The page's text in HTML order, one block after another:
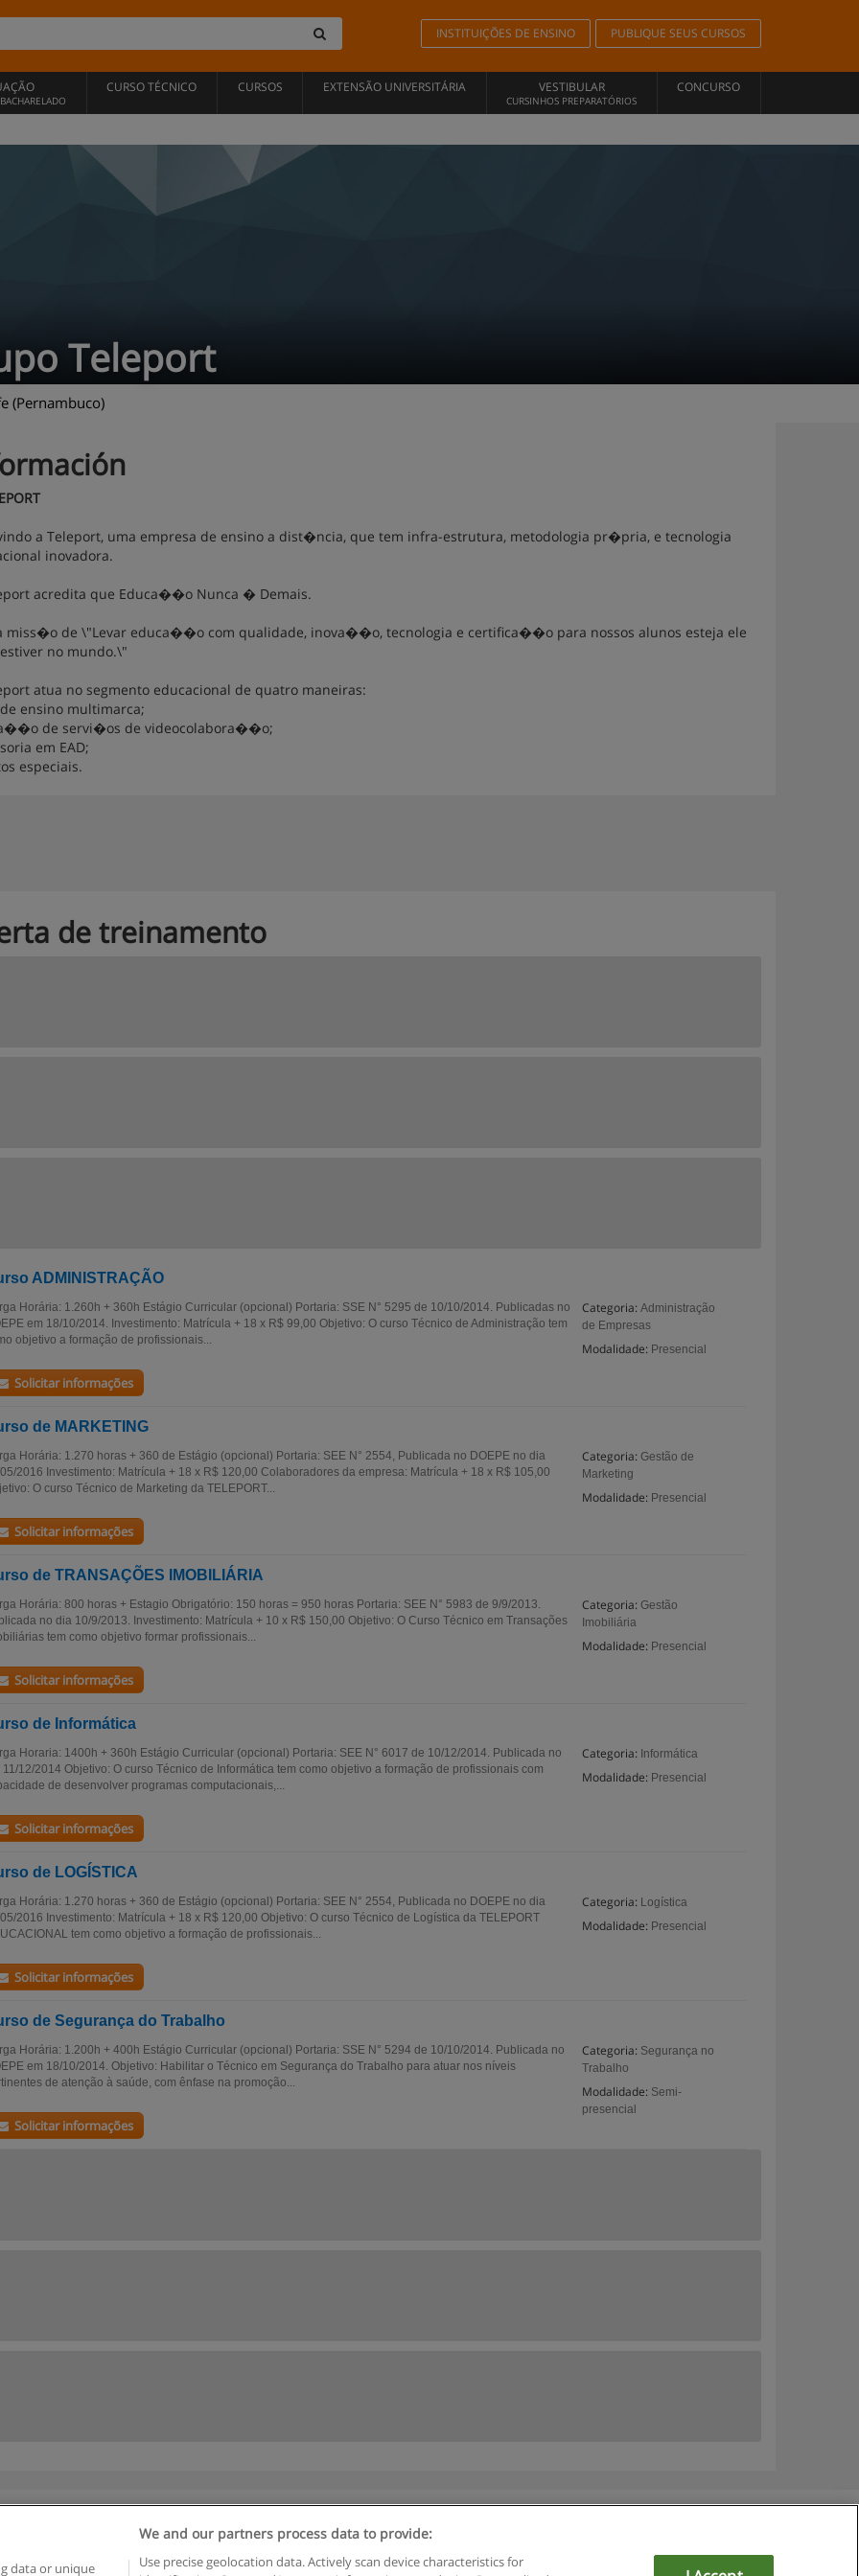
INSTITUIÇÕES DE ENSINO PUBLIQUE SEUS CURSOS
CURSO TÉCNICO CURSOS EXTENSÃO UNIVERSITÁRIA VESTIBULAR
CURSINHOS PREPARATÓRIOS
CONCURSO
Teleport
(Pernambuco)
a Teleport, uma empresa de ensino a dist�ncia, que tem infra-estrutura, metodologia pr�pria, e tecnologia
inovadora.
acredita que Educa��o Nunca � Demais.
miss�o de \"Levar educa��o com qualidade, inova��o, tecnologia e certifica��o para nossos alunos esteja ele
no mundo.\"
atua no segmento educacional de quatro maneiras:
ensino multimarca;
de servi�os de videocolabora��o;
em EAD;
especiais.
de treinamento
ADMINISTRAÇÃO
Categoria: Administração
de Empresas
Modalidade: Presencial
Horária: 1.260h + 360h Estágio Curricular (opcional) Portaria: SSE N° 5295 de 10/10/2014. Publicadas no
em 18/10/2014. Investimento: Matrícula + 18 x R$ 99,00 Objetivo: O curso Técnico de Administração tem
objetivo a formação de profissionais...
Solicitar informações
de MARKETING
Categoria: Gestão de
Marketing
Modalidade: Presencial
Horária: 1.270 horas + 360 de Estágio (opcional) Portaria: SEE N° 2554, Publicada no DOEPE no dia
2016 Investimento: Matrícula + 18 x R$ 120,00 Colaboradores da empresa: Matrícula + 18 x R$ 105,00
O curso Técnico de Marketing da TELEPORT...
Solicitar informações
de TRANSAÇÕES IMOBILIÁRIA
Categoria: Gestão
Imobiliária
Modalidade: Presencial
Horária: 800 horas + Estagio Obrigatório: 150 horas = 950 horas Portaria: SEE N° 5983 de 9/9/2013.
no dia 10/9/2013. Investimento: Matrícula + 10 x R$ 150,00 Objetivo: O Curso Técnico em Transações
tem como objetivo formar profissionais...
Solicitar informações
de Informática
Categoria: Informática
Modalidade: Presencial
Horaria: 1400h + 360h Estágio Curricular (opcional) Portaria: SEE N° 6017 de 10/12/2014. Publicada no
12/2014 Objetivo: O curso Técnico de Informática tem como objetivo a formação de profissionais com
de desenvolver programas computacionais,...
Solicitar informações
de LOGÍSTICA
Categoria: Logística
Modalidade: Presencial
Horária: 1.270 horas + 360 de Estágio (opcional) Portaria: SEE N° 2554, Publicada no DOEPE no dia
2016 Investimento: Matrícula + 18 x R$ 120,00 Objetivo: O curso Técnico de Logística da TELEPORT
tem como objetivo a formação de profissionais...
Solicitar informações
de Segurança do Trabalho
Categoria: Segurança no
Trabalho
Modalidade: Semi-
presencial
Horária: 1.200h + 400h Estágio Curricular (opcional) Portaria: SSE N° 5294 de 10/10/2014. Publicada no
em 18/10/2014. Objetivo: Habilitar o Técnico em Segurança do Trabalho para atuar nos níveis
de atenção à saúde, com ênfase na promoção...
Solicitar informações
Privacidade de dados Entrar em contato com Educaedu
data or unique
We and our partners process data to provide:
Use precise geolocation data. Actively scan device characteristics for